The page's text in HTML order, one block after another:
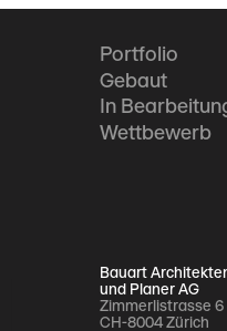
Portfolio
Gebaut
In
Wettbewerb
Bauart
und Planer AG
Zimmerlistrasse 6
CH-8004 Zürich